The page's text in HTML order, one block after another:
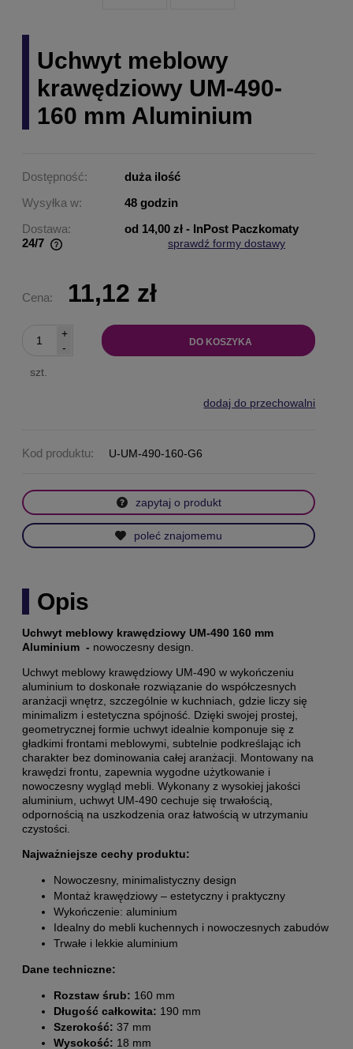
Uchwyt meblowy
krawędziowy UM-490-
160 mm Aluminium
Dostępność:
duża ilość
Wysyłka w:
48 godzin
Dostawa:
od 14,00 zł - InPost Paczkomaty
24/7
sprawdź formy dostawy
Cena: 11,12 zł
-
+
szt.
DO KOSZYKA
dodaj do przechowalni
Kod produktu: U-UM-490-160-G6
zapytaj o produkt
poleć znajomemu
Opis
Uchwyt meblowy krawędziowy UM-490 160 mm
Aluminium - nowoczesny design.
Uchwyt meblowy krawędziowy UM-490 w wykończeniu
aluminium to doskonałe rozwiązanie do współczesnych
aranżacji wnętrz, szczególnie w kuchniach, gdzie liczy się
minimalizm i estetyczna spójność. Dzięki swojej prostej,
geometrycznej formie uchwyt idealnie komponuje się z
gładkimi frontami meblowymi, subtelnie podkreślając ich
charakter bez dominowania całej aranżacji. Montowany na
krawędzi frontu, zapewnia wygodne użytkowanie i
nowoczesny wygląd mebli. Wykonany z wysokiej jakości
aluminium, uchwyt UM-490 cechuje się trwałością,
odpornością na uszkodzenia oraz łatwością w utrzymaniu
czystości.
Najważniejsze cechy produktu:
Nowoczesny, minimalistyczny design
Montaż krawędziowy – estetyczny i praktyczny
Wykończenie: aluminium
Idealny do mebli kuchennych i nowoczesnych zabudów
Trwałe i lekkie aluminium
Dane techniczne:
Rozstaw śrub: 160 mm
Długość całkowita: 190 mm
Szerokość: 37 mm
Wysokość: 18 mm